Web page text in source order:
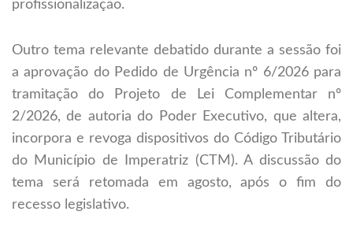
profissionalização.
Outro tema relevante debatido durante a sessão foi
a aprovação do Pedido de Urgência nº 6/2026 para
tramitação do Projeto de Lei Complementar nº
2/2026, de autoria do Poder Executivo, que altera,
incorpora e revoga dispositivos do Código Tributário
do Município de Imperatriz (CTM). A discussão do
tema será retomada em agosto, após o fim do
recesso legislativo.